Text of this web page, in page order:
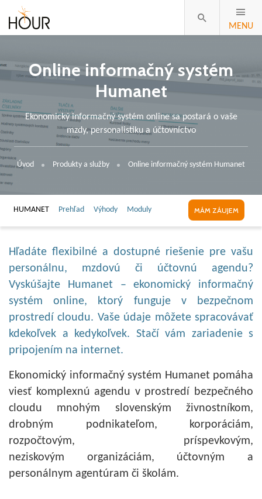
MENU
Online informačný systém
Humanet
Ekonomický informačný systém online sa postará o vaše
mzdy, personalistiku a účtovníctvo
Úvod Produkty a služby Online informačný systém Humanet
HUMANET Prehľad Výhody Moduly MÁM ZÁUJEM
Hľadáte flexibilné a dostupné riešenie pre vašu
personálnu, mzdovú či účtovnú agendu?
Vyskúšajte Humanet – ekonomický informačný
systém online, ktorý funguje v bezpečnom
prostredí cloudu. Vaše údaje môžete spracovávať
kdekoľvek a kedykoľvek. Stačí vám zariadenie s
pripojením na internet.
Ekonomický informačný systém Humanet pomáha
viesť komplexnú agendu v prostredí bezpečného
cloudu mnohým slovenským živnostníkom,
drobným podnikateľom, korporáciám,
rozpočtovým, príspevkovým,
neziskovým organizáciám, účtovným a
personálnym agentúram či školám.